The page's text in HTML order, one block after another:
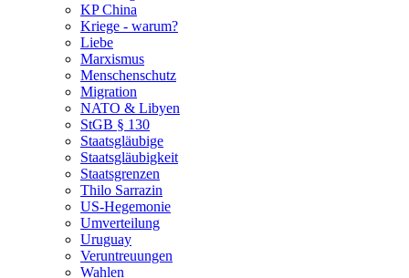
KP China
Kriege - warum?
Liebe
Marxismus
Menschenschutz
Migration
NATO & Libyen
StGB § 130
Staatsgläubige
Staatsgläubigkeit
Staatsgrenzen
Thilo Sarrazin
US-Hegemonie
Umverteilung
Uruguay
Veruntreuungen
Wahlen